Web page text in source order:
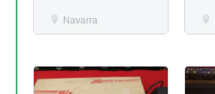
Navarra